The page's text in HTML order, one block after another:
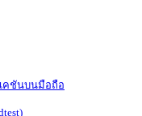
คชันบนมือถือ